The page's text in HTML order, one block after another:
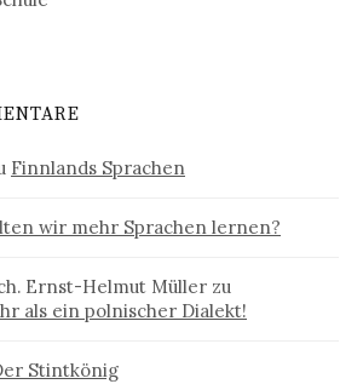
Finnlands Sprachen
wir mehr Sprachen lernen?
Ernst-Helmut Müller zu
als ein polnischer Dialekt!
Stintkönig